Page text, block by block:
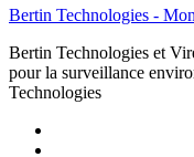
Bertin Technologies -
Bertin Technologies et
pour la surveillance
Technologies